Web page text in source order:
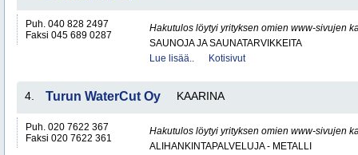
Puh. 040 828 2497
Faksi 045 689 0287
Hakutulos löytyi yrityksen omien www-sivujen
SAUNOJA JA SAUNATARVIKKEITA
Lue lisää..
Kotisivut
4. Turun WaterCut Oy KAARINA
Puh. 020 7622 367
Faksi 020 7622 361
Hakutulos löytyi yrityksen omien www-sivujen
ALIHANKINTAPALVELUJA - METALLI